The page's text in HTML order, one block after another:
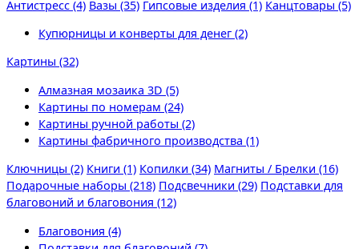
Антистресс (4) Вазы (35) Гипсовые изделия (1) Канцтовары (5)
Купюрницы и конверты для денег (2)
Картины (32)
Алмазная мозаика 3D (5)
Картины по номерам (24)
Картины ручной работы (2)
Картины фабричного производства (1)
Ключницы (2) Книги (1) Копилки (34) Магниты / Брелки (16)
Подарочные наборы (218) Подсвечники (29) Подставки для
благовоний и благовония (12)
Благовония (4)